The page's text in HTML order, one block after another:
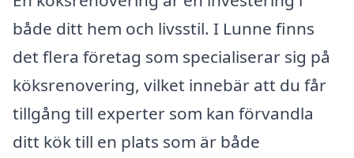
både ditt hem och livsstil. I Lunne finns
det flera företag som specialiserar sig på
köksrenovering, vilket innebär att du får
tillgång till experter som kan förvandla
ditt kök till en plats som är både